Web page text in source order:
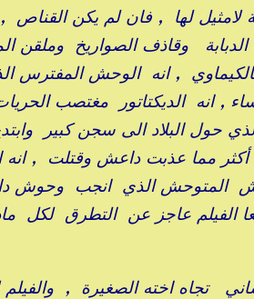
لامثيل لها , فان لم يكن
وقاذف الصواريخ وملقن
, انه الوحش المفترس
, انه الديكتاتور مغتصب
حول البلاد الى سجن كبير
مما عذبت داعش وقتلت ,
المتوحش الذي انجب وحوش
الفيلم عاجز عن التطرق لكل
تجاه اخته الصغيرة ,